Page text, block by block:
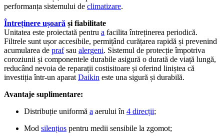
performanța sistemului de climatizare.
Întreținere ușoară și fiabilitate
Unitatea este proiectată pentru a facilita întreținerea periodică.
Filtrele sunt ușor accesibile, permițând curățarea rapidă și prevenind
acumularea de prafsau alergeni. Sistemul de protecție împotriva
coroziunii și componentele durabile asigură o durată de viață lungă,
reducând nevoia de reparații costisitoare și oferind liniștea că
investiția într-un aparat Daikin este una sigură și durabilă.
Avantaje suplimentare:
Distribuție uniformă a aerului în 4 direcții;
Mod silențios pentru medii sensibile la zgomot;